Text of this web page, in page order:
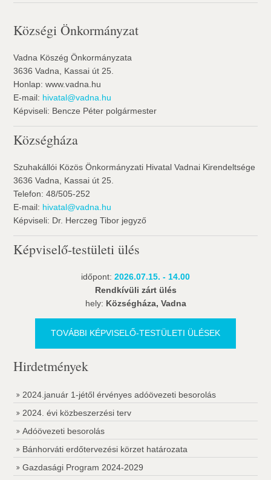
Községi Önkormányzat
Vadna Köszég Önkormányzata
3636 Vadna, Kassai út 25.
Honlap: www.vadna.hu
E-mail: hivatal@vadna.hu
Képviseli: Bencze Péter polgármester
Községháza
Szuhakállói Közös Önkormányzati Hivatal Vadnai Kirendeltsége
3636 Vadna, Kassai út 25.
Telefon: 48/505-252
E-mail: hivatal@vadna.hu
Képviseli: Dr. Herczeg Tibor jegyző
Képviselő-testületi ülés
időpont: 2026.07.15. - 14.00
Rendkívüli zárt ülés
hely: Községháza, Vadna
TOVÁBBI KÉPVISELŐ-TESTÜLETI ÜLÉSEK
Hirdetmények
2024.január 1-jétől érvényes adóövezeti besorolás
2024. évi közbeszerzési terv
Adóövezeti besorolás
Bánhorváti erdőtervezési körzet határozata
Gazdasági Program 2024-2029